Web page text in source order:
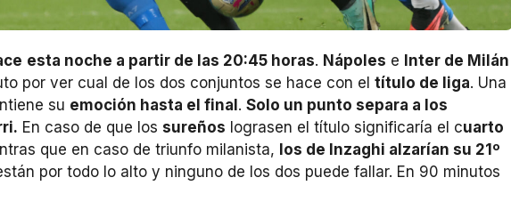
esta noche a partir de las 20:45 horas. Nápoles e Inter de Milán
por ver cual de los dos conjuntos se hace con el título de liga. Una
su emoción hasta el final . Solo un punto separa a los
En caso de que los sureños lograsen el título significaría el cuarto
que en caso de triunfo milanista, los de Inzaghi alzarían su 21º
por todo lo alto y ninguno de los dos puede fallar. En 90 minutos